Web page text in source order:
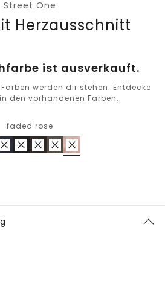
Street One
Herzausschnitt
ist ausverkauft.
werden dir stehen. Entdecke
den vorhandenen Farben.
faded rose